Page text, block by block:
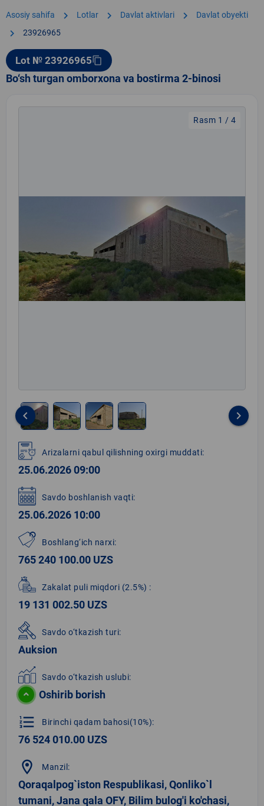
Asosiy sahifa chevron_right Lotlar chevron_right Davlat aktivlari chevron_right Davlat obyekti
chevron_right 23926965
Lot № 23926965content_copy
Bo‘sh turgan omborxona va bostirma 2-binosi
Rasm 1 / 4
1
of
4
keyboard_arrow_left keyboard_arrow_right
Arizalarni qabul qilishning oxirgi muddati:
25.06.2026 09:00
Savdo boshlanish vaqti:
25.06.2026 10:00
Boshlang‘ich narxi:
765 240 100.00 UZS
Zakalat puli miqdori (2.5%) :
19 131 002.50 UZS
Savdo o‘tkazish turi:
Auksion
Savdo o‘tkazish uslubi:
Oshirib borish
format_list_numbered Birinchi qadam bahosi(10%):
76 524 010.00 UZS
location_on Manzil:
Qoraqalpog`iston Respublikasi, Qonliko`l
tumani, Jana qala OFY, Bilim bulog'i ko'chasi,